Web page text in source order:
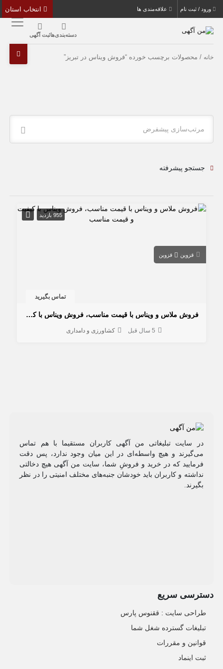
ورود / ثبت نام علاقه‌مندی ها
دسته‌بندی‌هاثبت آگهی
خانه / محصولات برچسب خورده “فروش ویناس در تبریز”
مرتب‌سازی پیشفرض
جستجو پیشرفته
955 بازدید
قزوین قزوین
تماس بگیرید
فروش ملاس و ویناس با قیمت مناسب، فروش ویناس با کیفیت و قیمت مناسب
5 سال قبل کشاورزی و دامداری
در سایت تبلیغاتی من آگهی کاربران مستقیما با هم تماس
می‌گیرند و هیچ واسطه‌ای در این میان وجود ندارد، پس دقت
فرمایید که در خرید و فروشِ شما، سایت من آگهی هیچ دخالتی
نداشته و کاربران باید خودشان جنبه‌های مختلف امنیتی را در نظر
بگیرند.
دسترسی سریع
طراحی سایت :‌ ققنوس پارس
تبلیغات گسترده شغل شما
قوانین و مقررات
ثبت اینماد